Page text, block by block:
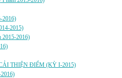
2016)
2015)
2015-2016)
THIỆN ĐIỂM (KỲ I-2015)